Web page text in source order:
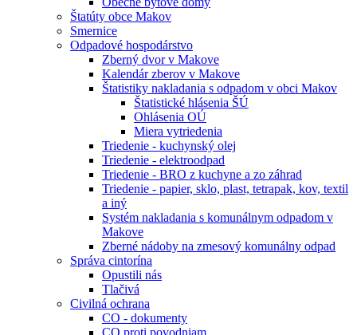
Štatúty obce Makov
Smernice
Odpadové hospodárstvo
Zberný dvor v Makove
Kalendár zberov v Makove
Štatistiky nakladania s odpadom v obci Makov
Štatistické hlásenia ŠÚ
Ohlásenia OÚ
Miera vytriedenia
Triedenie - kuchynský olej
Triedenie - elektroodpad
Triedenie - BRO z kuchyne a zo záhrad
Triedenie - papier, sklo, plast, tetrapak, kov, textil
a iný
Systém nakladania s komunálnym odpadom v
Makove
Zberné nádoby na zmesový komunálny odpad
Správa cintorína
Opustili nás
Tlačivá
Civilná ochrana
CO - dokumenty
CO proti povodniam